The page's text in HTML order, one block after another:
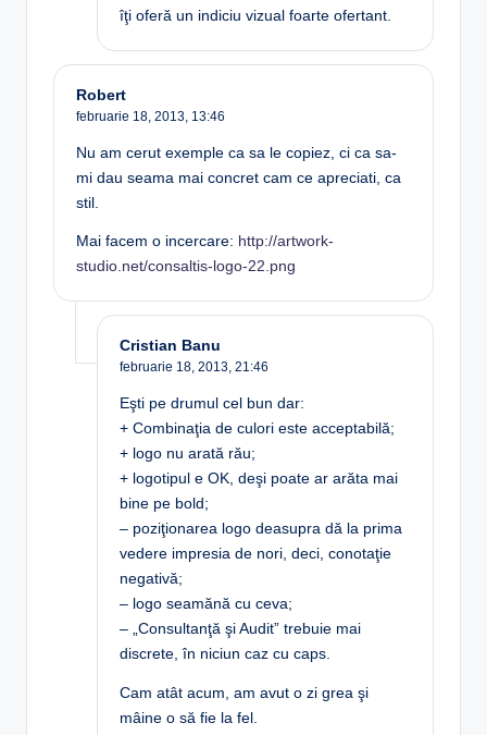
îţi oferă un indiciu vizual foarte ofertant.
Robert
februarie 18, 2013, 13:46
Nu am cerut exemple ca sa le copiez, ci ca sa-
mi dau seama mai concret cam ce apreciati, ca
stil.
Mai facem o incercare: http://artwork-
studio.net/consaltis-logo-22.png
Cristian Banu
februarie 18, 2013, 21:46
Eşti pe drumul cel bun dar:
+ Combinaţia de culori este acceptabilă;
+ logo nu arată rău;
+ logotipul e OK, deşi poate ar arăta mai
bine pe bold;
– poziţionarea logo deasupra dă la prima
vedere impresia de nori, deci, conotaţie
negativă;
– logo seamănă cu ceva;
– „Consultanţă şi Audit” trebuie mai
discrete, în niciun caz cu caps.
Cam atât acum, am avut o zi grea şi
mâine o să fie la fel.